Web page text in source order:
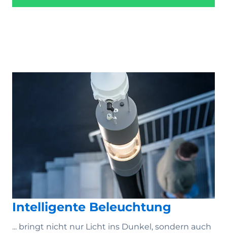
Intelligente Beleuchtung
... bringt nicht nur Licht ins Dunkel, sondern auch